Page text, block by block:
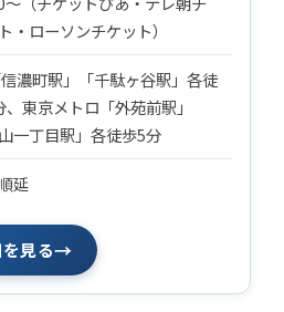
・ローソンチケット）
濃町駅」「千駄ヶ谷駅」各徒
、東京メトロ「外苑前駅」
山一丁目駅」各徒歩5分
延
見る→